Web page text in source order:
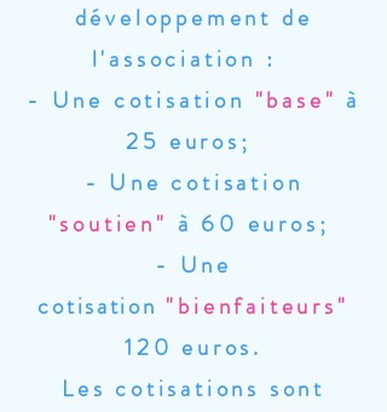
développement de
l'association :
- Une cotisation "base" à
25 euros;
- Une cotisation
"soutien" à 60 euros;
- Une
cotisation "bienfaiteurs"
120 euros.
Les cotisations sont